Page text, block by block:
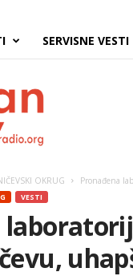
SERVISNE VESTI
OKRUG Pronađena
VESTI